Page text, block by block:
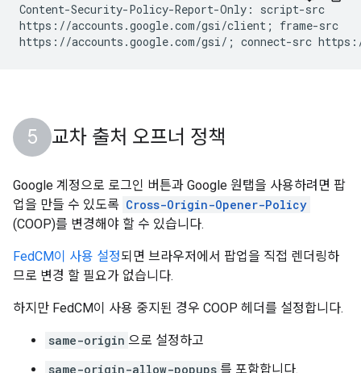
Content-Security-Policy-Report-Only: script-src
https://accounts.google.com/gsi/client; frame-src
교차 출처 오프너 정책
Google 계정으로 로그인 버튼과 Google 원탭을 사용하려면 팝
업을 만들 수 있도록 Cross-Origin-Opener-Policy
(COOP)를 변경해야 할 수 있습니다.
FedCM이 사용 설정되면 브라우저에서 팝업을 직접 렌더링하
므로 변경 할 필요가 없습니다.
하지만 FedCM이 사용 중지된 경우 COOP 헤더를 설정합니다.
same-origin 으로 설정하고
same-origin-allow-popups 를 포함합니다.